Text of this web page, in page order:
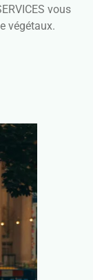
vous
végétaux.